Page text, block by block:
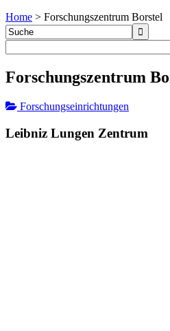
Home > Forschungszentrum Borstel
Forschungszentrum
Forschungseinrichtungen
Leibniz Lungen Zentrum